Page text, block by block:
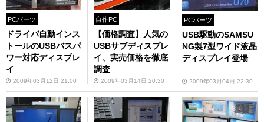
PCパーツ
ドライバ自動インス
トールのUSBバスパ
ワー対応ディスプレ
イ
2009年03月12日 21:00
自作PC
【価格調査】人気の
USBサブディスプレ
イ、実売価格を徹底
調査
2009年03月14日 20:30
PCパーツ
USB駆動のSAMSU
NG製7型ワイド液晶
ディスプレイ登場
2009年03月04日 22:30